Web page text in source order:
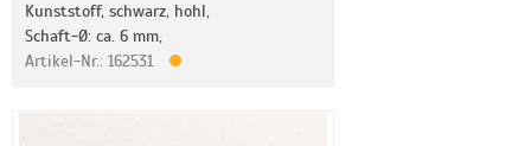
Kunststoff, schwarz, hohl,
Schaft-Ø: ca. 6 mm,
Artikel-Nr.: 162531